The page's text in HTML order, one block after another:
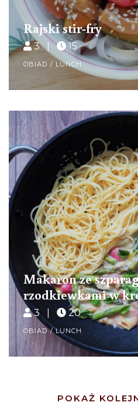
Rajski stir-fry
3 | 15
OBIAD / LUNCH
Makaron ze
rzodkiewkami w
3 | 20
OBIAD / LUNCH
POKAŻ